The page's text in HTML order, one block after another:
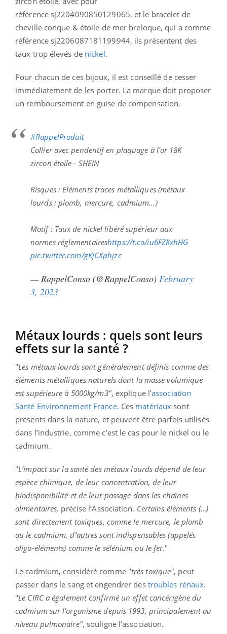
référence sj2204090850129065, et le bracelet de
cheville conque & étoile de mer breloque, qui a comme
référence sj2206087181199944, ils présentent des
taux trop élevés de nickel.
Pour chacun de ces bijoux, il est conseillé de cesser
immédiatement de les porter. La marque doit proposer
un remboursement en guise de compensation.
#RappelProduit
Collier avec pendentif en plaquage à l'or 18K
zircon étoile - SHEIN
Risques : Eléments traces métalliques (métaux
lourds : plomb, mercure, cadmium...)
Motif : Taux de nickel libéré supérieur aux
normes réglementaireshttps://t.co/iu6FZKxhHG
pic.twitter.com/gKjCXphjzc
— RappelConso (@RappelConso) February
3, 2023
Métaux lourds : quels sont leurs
effets sur la santé ?
"Les métaux lourds sont généralement définis comme des
éléments métalliques naturels dont la masse volumique
est supérieure à 5000kg/m3", explique l’association
Santé Environnement France. Ces matériaux sont
présents dans la nature, et peuvent être parfois utilisés
dans l’industrie, comme c’est le cas pour le nickel ou le
cadmium.
"L’impact sur la santé des métaux lourds dépend de leur
espèce chimique, de leur concentration, de leur
biodisponibilité et de leur passage dans les chaînes
alimentaires, précise l’Association. Certains éléments (…)
sont directement toxiques, comme le mercure, le plomb
ou le cadmium, d’autres sont indispensables (appelés
oligo-éléments) comme le sélénium ou le fer."
Le cadmium, considéré comme "très toxique", peut
passer dans le sang et engendrer des troubles rénaux.
"Le CIRC a également confirmé un effet cancérigène du
cadmium sur l’organisme depuis 1993, principalement au
niveau pulmonaire", souligne l’association.